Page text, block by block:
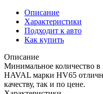
Описание
Характеристики
Подходит к авто
Как купить
Описание
Минимальное количество в
HAVAL марки HV65
качеству, так и по цене.